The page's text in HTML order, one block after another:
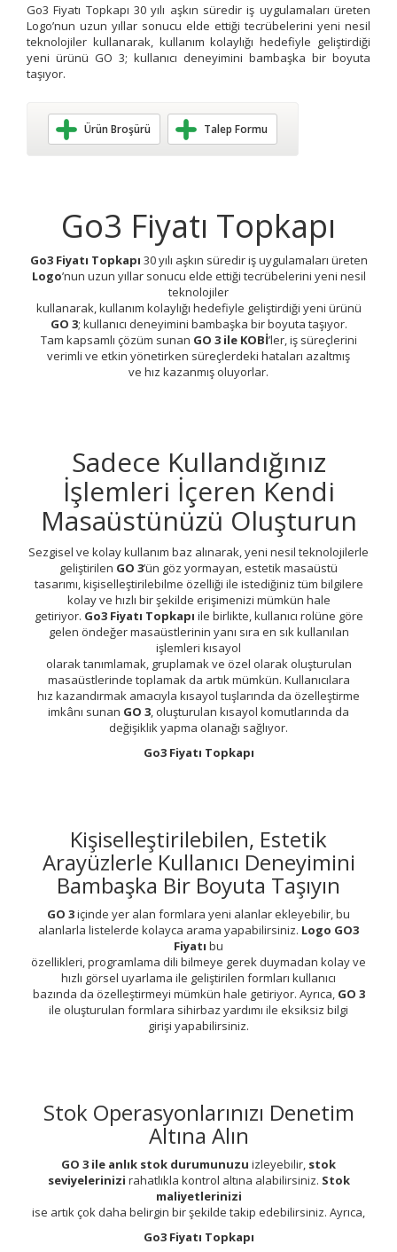
Go3 Fiyatı Topkapı 30 yılı aşkın süredir iş uygulamaları üreten
Logo’nun uzun yıllar sonucu elde ettiği tecrübelerini yeni nesil
teknolojiler kullanarak, kullanım kolaylığı hedefiyle geliştirdiği
yeni ürünü GO 3; kullanıcı deneyimini bambaşka bir boyuta
taşıyor.
Ürün Broşürü Talep Formu
Go3 Fiyatı Topkapı
Go3 Fiyatı Topkapı 30 yılı aşkın süredir iş uygulamaları üreten
Logo’nun uzun yıllar sonucu elde ettiği tecrübelerini yeni nesil
teknolojiler
kullanarak, kullanım kolaylığı hedefiyle geliştirdiği yeni ürünü
GO 3; kullanıcı deneyimini bambaşka bir boyuta taşıyor.
Tam kapsamlı çözüm sunan GO 3 ile KOBİ’ler, iş süreçlerini
verimli ve etkin yönetirken süreçlerdeki hataları azaltmış
ve hız kazanmış oluyorlar.
Sadece Kullandığınız
İşlemleri İçeren Kendi
Masaüstünüzü Oluşturun
Sezgisel ve kolay kullanım baz alınarak, yeni nesil teknolojilerle
geliştirilen GO 3’ün göz yormayan, estetik masaüstü
tasarımı, kişiselleştirilebilme özelliği ile istediğiniz tüm bilgilere
kolay ve hızlı bir şekilde erişimenizi mümkün hale
getiriyor. Go3 Fiyatı Topkapı ile birlikte, kullanıcı rolüne göre
gelen öndeğer masaüstlerinin yanı sıra en sık kullanılan
işlemleri kısayol
olarak tanımlamak, gruplamak ve özel olarak oluşturulan
masaüstlerinde toplamak da artık mümkün. Kullanıcılara
hız kazandırmak amacıyla kısayol tuşlarında da özelleştirme
imkânı sunan GO 3, oluşturulan kısayol komutlarında da
değişiklik yapma olanağı sağlıyor.
Go3 Fiyatı Topkapı
Kişiselleştirilebilen, Estetik
Arayüzlerle Kullanıcı Deneyimini
Bambaşka Bir Boyuta Taşıyın
GO 3içinde yer alan formlara yeni alanlar ekleyebilir, bu
alanlarla listelerde kolayca arama yapabilirsiniz. Logo GO3
Fiyatı bu
özellikleri, programlama dili bilmeye gerek duymadan kolay ve
hızlı görsel uyarlama ile geliştirilen formları kullanıcı
bazında da özelleştirmeyi mümkün hale getiriyor. Ayrıca, GO 3
ile oluşturulan formlara sihirbaz yardımı ile eksiksiz bilgi
girişi yapabilirsiniz.
Stok Operasyonlarınızı Denetim
Altına Alın
GO 3 ile anlık stok durumunuzu izleyebilir, stok
seviyelerinizi rahatlıkla kontrol altına alabilirsiniz. Stok
maliyetlerinizi
ise artık çok daha belirgin bir şekilde takip edebilirsiniz. Ayrıca,
Go3 Fiyatı Topkapı